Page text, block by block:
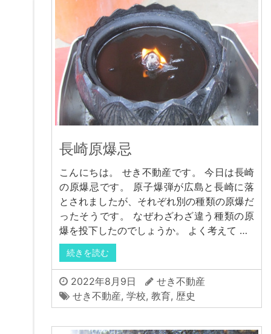
長崎原爆忌
こんにちは。 せき不動産です。 今日は長崎
の原爆忌です。 原子爆弾が広島と長崎に落
とされましたが、それぞれ別の種類の原爆だ
ったそうです。 なぜわざわざ違う種類の原
爆を投下したのでしょうか。 よく考えて …
続きを読む
2022年8月9日
せき不動産
せき不動産, 学校, 教育, 歴史